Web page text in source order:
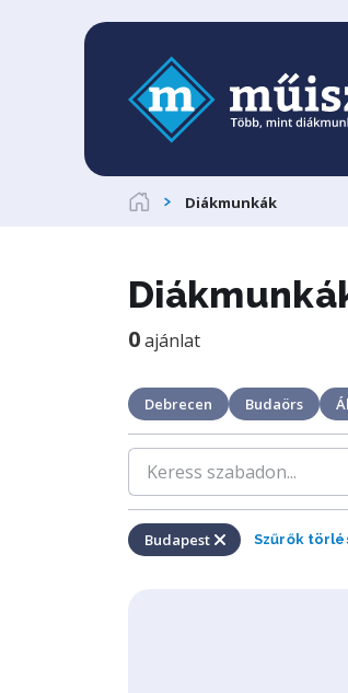
Diákmunkák
0ajánlat
Debrecen Budaörs
Budapest Szűrők